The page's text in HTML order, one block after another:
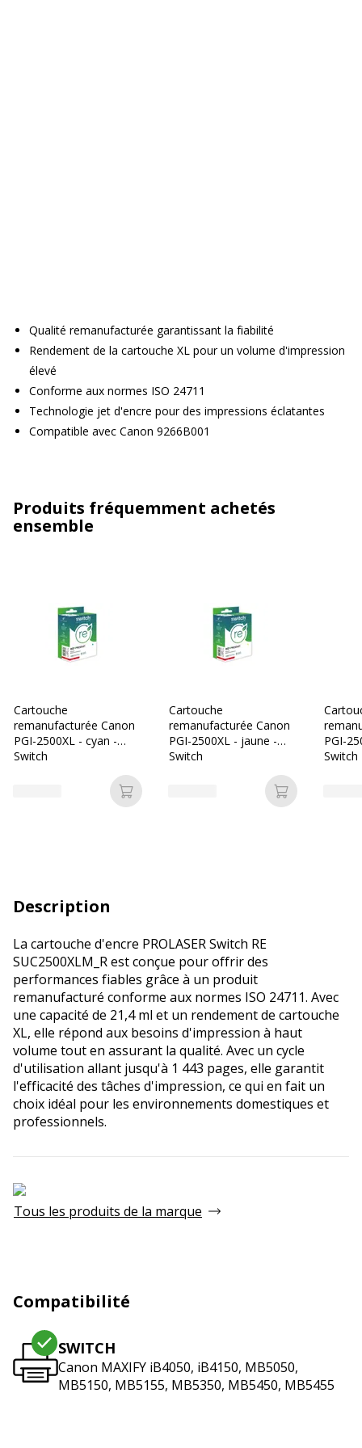
Qualité remanufacturée garantissant la fiabilité
Rendement de la cartouche XL pour un volume d'impression
élevé
Conforme aux normes ISO 24711
Technologie jet d'encre pour des impressions éclatantes
Compatible avec Canon 9266B001
Produits fréquemment achetés
ensemble
Cartouche
remanufacturée Canon
PGI-2500XL - cyan -
Switch
Ajouter au panier
Cartouche
remanufacturée Canon
PGI-2500XL - jaune -
Switch
Ajouter au
PGI-
Switch
Description
La cartouche d'encre PROLASER Switch RE
SUC2500XLM_R est conçue pour offrir des
performances fiables grâce à un produit
remanufacturé conforme aux normes ISO 24711. Avec
une capacité de 21,4 ml et un rendement de cartouche
XL, elle répond aux besoins d'impression à haut
volume tout en assurant la qualité. Avec un cycle
d'utilisation allant jusqu'à 1 443 pages, elle garantit
l'efficacité des tâches d'impression, ce qui en fait un
choix idéal pour les environnements domestiques et
professionnels.
Tous les produits de la marque
Compatibilité
SWITCH
Canon MAXIFY iB4050, iB4150, MB5050,
MB5150, MB5155, MB5350, MB5450, MB5455